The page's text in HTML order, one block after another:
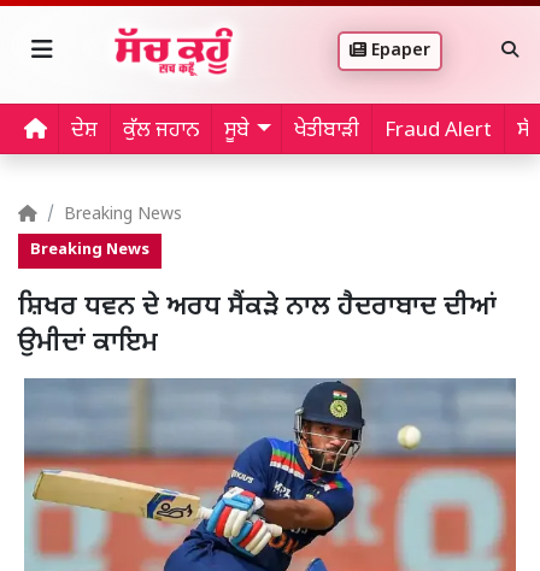
Epaper
ਦੇਸ਼ ਕੁੱਲ ਜਹਾਨ ਸੂਬੇ ਖੇਤੀਬਾੜੀ Fraud Alert
Breaking News
Breaking News
ਸ਼ਿਖਰ ਧਵਨ ਦੇ ਅਰਧ ਸੈਂਕੜੇ ਨਾਲ ਹੈਦਰਾਬਾਦ ਦੀਆਂ
ਉਮੀਦਾਂ ਕਾਇਮ